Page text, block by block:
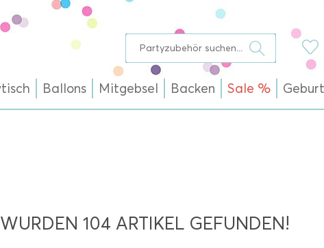
Ballons Mitgebsel Backen Sale %
104 ARTIKEL GEFUNDEN!